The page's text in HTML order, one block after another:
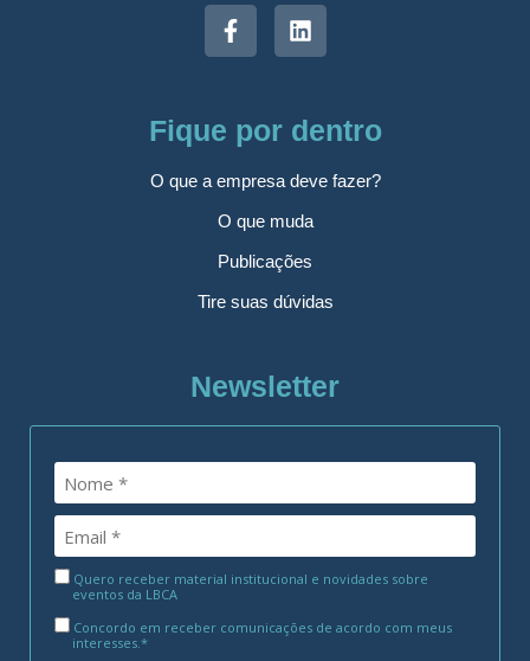
Fique por dentro
O que a empresa deve fazer?
O que muda
Publicações
Tire suas dúvidas
Newsletter
Quero receber material institucional e novidades sobre
eventos da LBCA
Concordo em receber comunicações de acordo com meus
interesses.*